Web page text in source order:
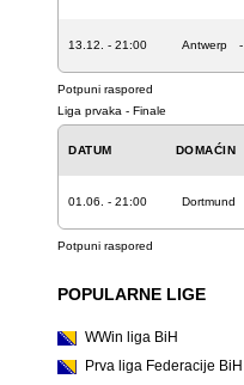
13.12. - 21:00 Antwerp -
Potpuni raspored
Liga prvaka - Finale
DATUM DOMAĆIN
01.06. - 21:00 Dortmund
Potpuni raspored
POPULARNE LIGE
WWin liga BiH
Prva liga Federacije BiH